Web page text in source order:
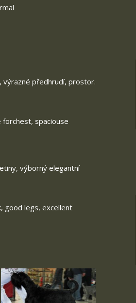
výrazné předhrudí, prostor.
spaciouse
výborný elegantní
good legs, excellent